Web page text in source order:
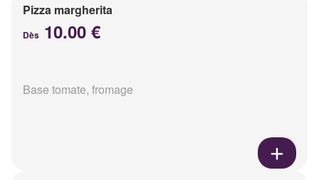
Pizza margherita
Dès 10.00 €
Base tomate, fromage